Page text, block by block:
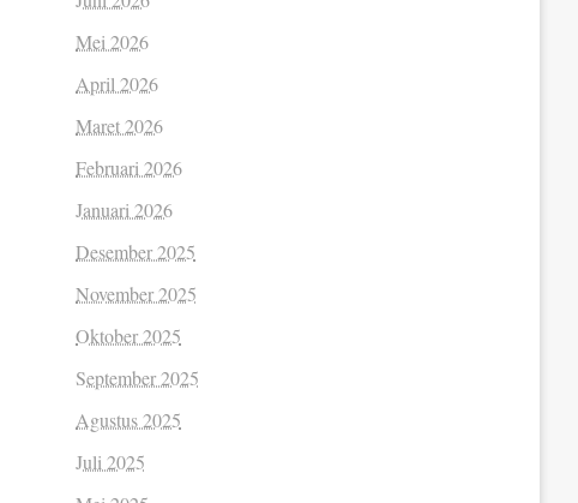
Mei 2026
April 2026
Maret 2026
Februari 2026
Januari 2026
Desember 2025
November 2025
Oktober 2025
September 2025
Agustus 2025
Juli 2025